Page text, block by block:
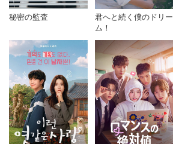
秘密の監査
君へと続く僕のドリー
ム！